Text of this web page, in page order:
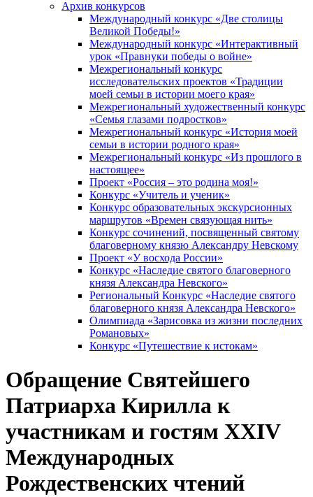
Архив конкурсов
Международный конкурс «Две столицы
Великой Победы!»
Международный конкурс «Интерактивный
урок «Правнуки победы о войне»
Межрегиональный конкурс
исследовательских проектов «Традиции
моей семьи в истории моего края»
Межрегиональный художественный конкурс
«Семья глазами подростков»
Межрегиональный конкурс «История моей
семьи в истории родного края»
Межрегиональный конкурс «Из прошлого в
настоящее»
Проект «Россия – это родина моя!»
Конкурс «Учитель и ученик»
Конкурс образовательных экскурсионных
маршрутов «Времен связующая нить»
Конкурс сочинений, посвященный святому
благоверному князю Александру Невскому
Проект «У восхода России»
Конкурс «Наследие святого благоверного
князя Александра Невского»
Региональный Конкурс «Наследие святого
благоверного князя Александра Невского»
Олимпиада «Зарисовка из жизни последних
Романовых»
Конкурс «Путешествие к истокам»
Обращение Святейшего
Патриарха Кирилла к
участникам и гостям XXIV
Международных
Рождественских чтений